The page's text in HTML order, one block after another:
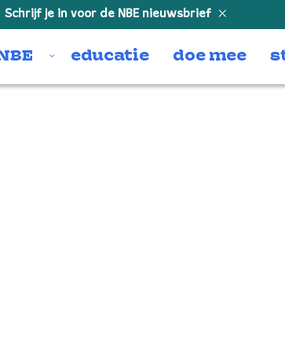
Schrijf je in voor de NBE nieuwsbrief
educatie doe mee